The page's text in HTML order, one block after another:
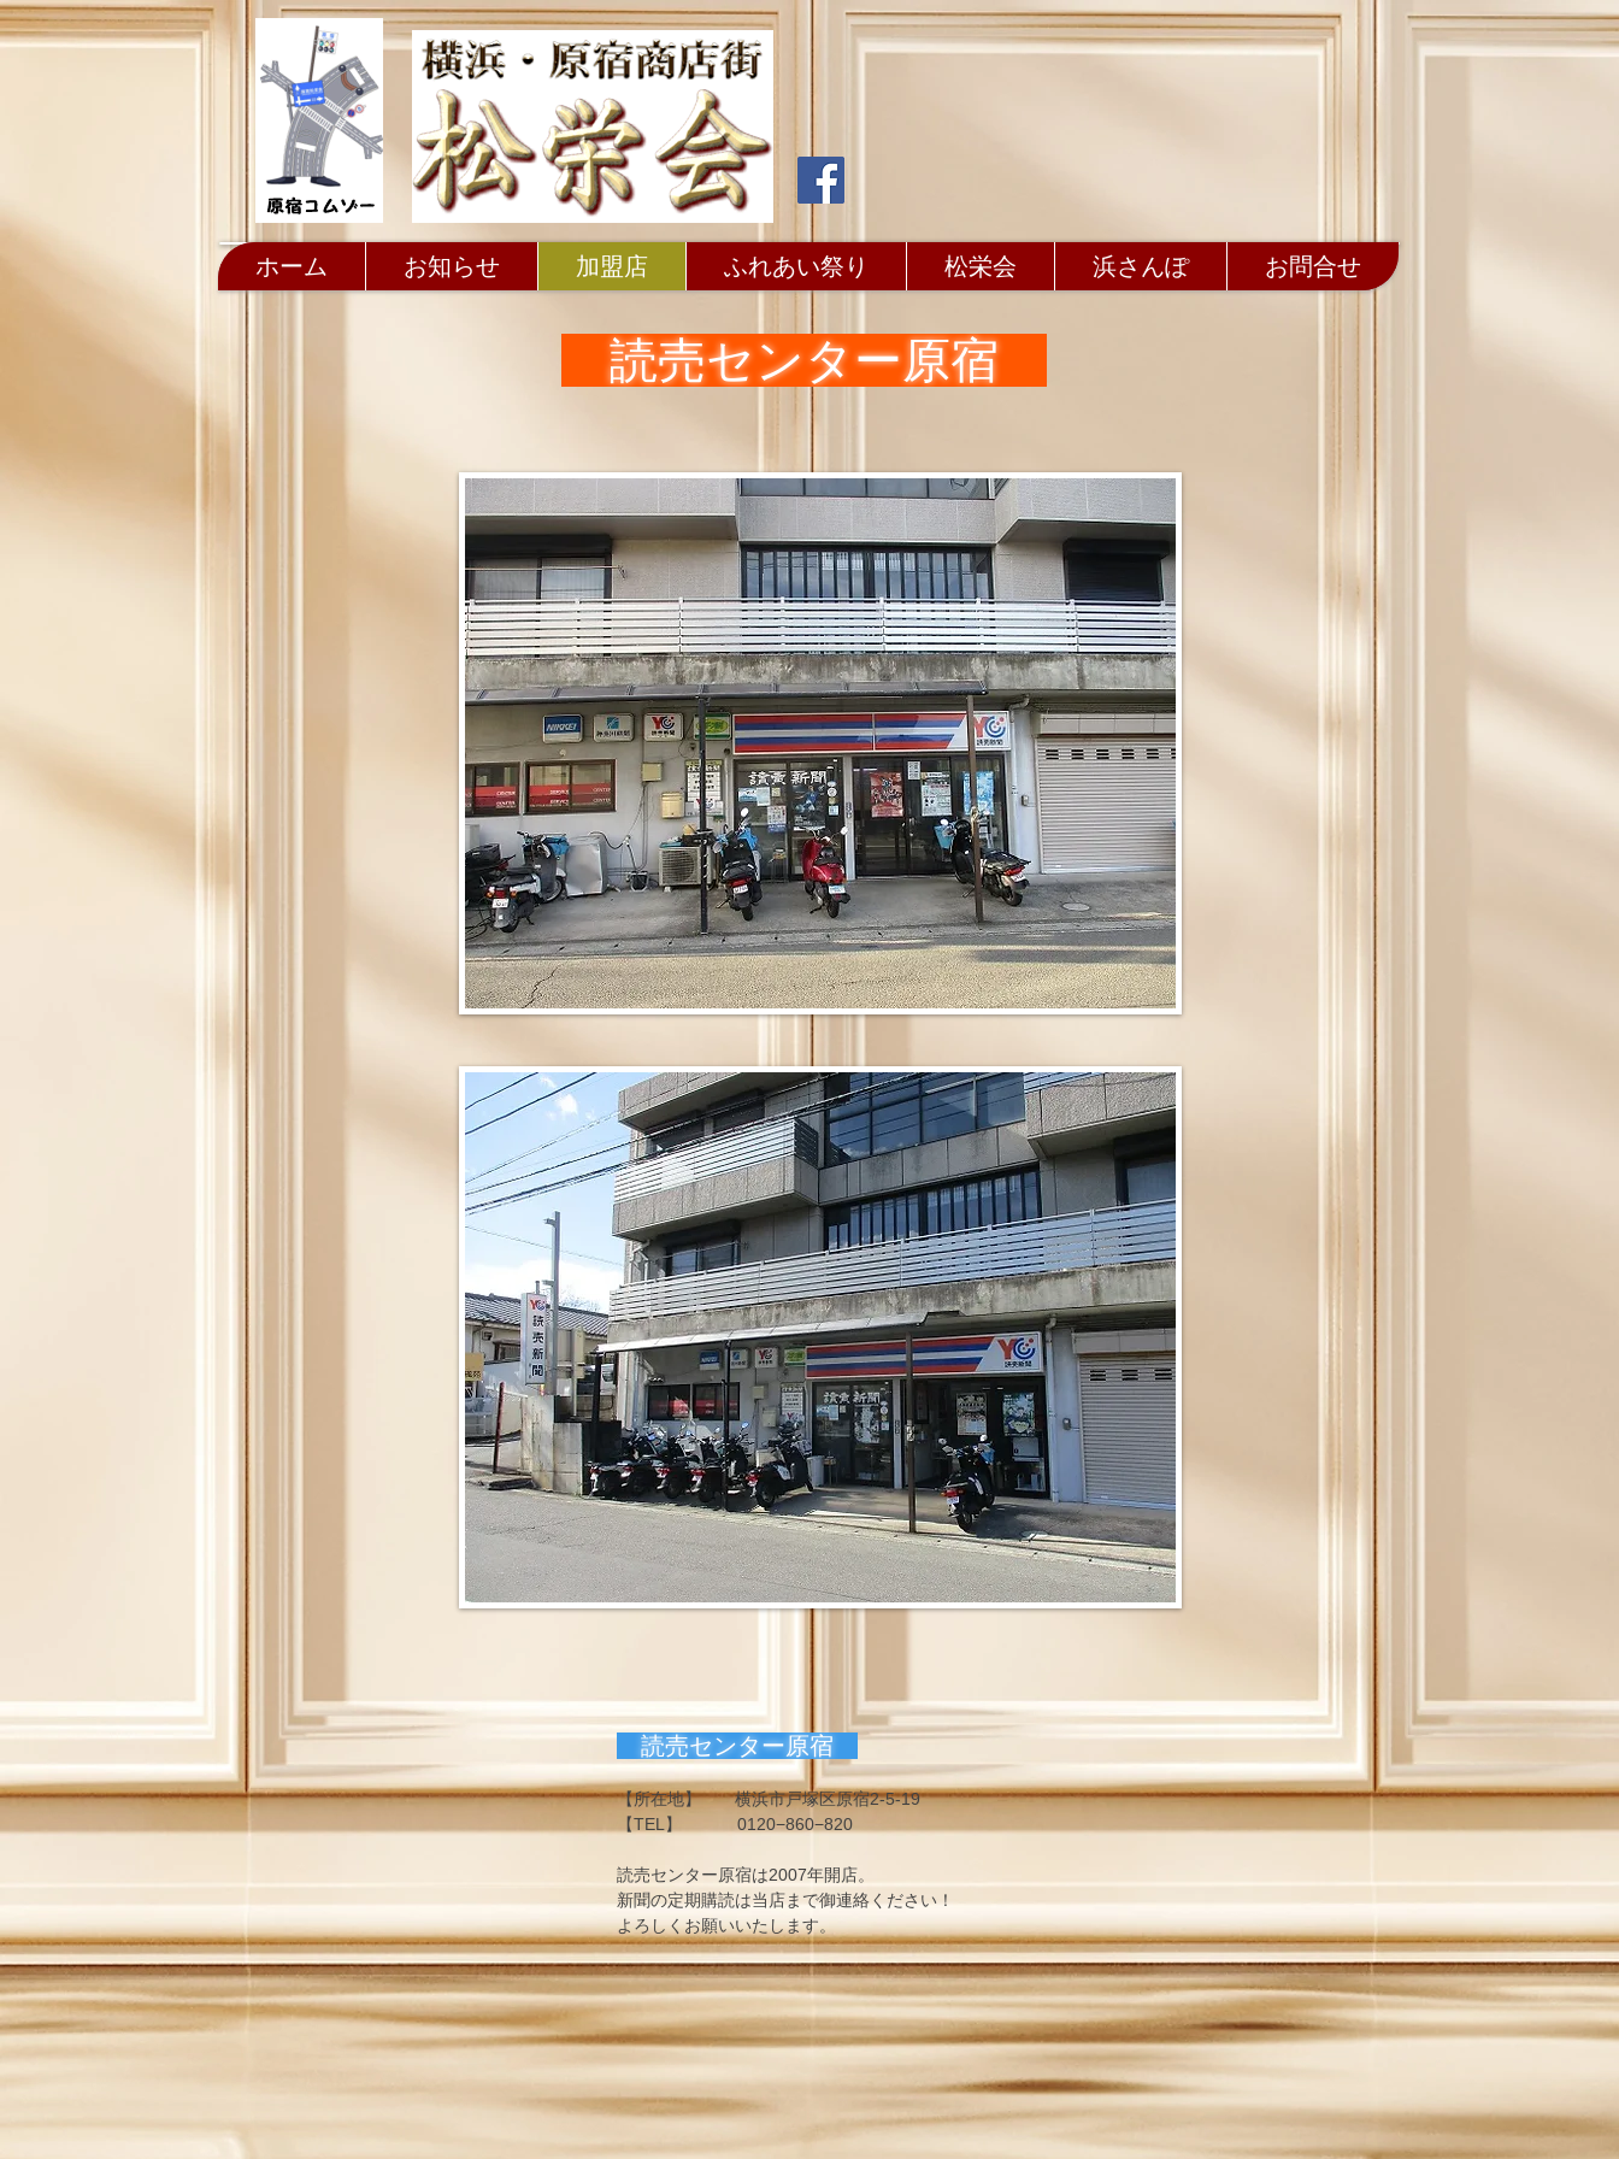
読売センター原宿
読売センター原宿
【所在地】 横浜市戸塚区原宿2-5-19
【TEL】 0120−860−820
読売センター原宿は2007年開店。
新聞の定期購読は当店まで御連絡ください！
よろしくお願いいたします。
ホーム お知らせ 加盟店 ふれあい祭り 松栄会 浜さんぽ お問合せ